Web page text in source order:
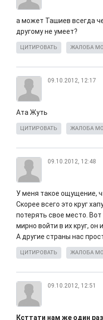
а может Ташиев всегда
другому не умеет?
ЦИТИРОВАТЬ ЖАЛОБА
09.10.2012, 12:17
Ата Жуть
ЦИТИРОВАТЬ ЖАЛОБА
09.10.2012, 12:48
У меня такое ощущение,
Скорее всего это круг
потерять свое место.
мирно войти в их круг, он
А другие страны нас
ЦИТИРОВАТЬ ЖАЛОБА
09.10.2012, 12:51
Ксттати нам же один